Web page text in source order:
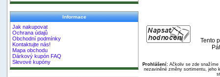
Informace
Jak nakupovat
Ochrana údajů
Obchodní podmínky
Kontaktujte nás!
Mapa obchodu
Dárkový kupón FAQ
Slevové kupóny
Tento
Prohlášení:Ačkoliv se zde snažíme
nezaviněné změny sortimentu, jeho